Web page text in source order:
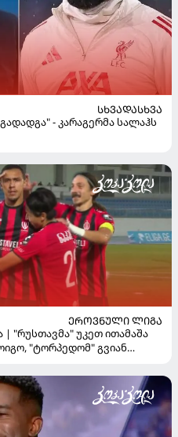
ᲡᲮᲕᲐᲓᲐᲡᲮᲕᲐ
- კარაგერმა სალაჰს
ᲔᲠᲝᲕᲜᲣᲚᲘ ᲚᲘᲒᲐ
"რუსთავმა" უკეთ ითამაშა
"ტორპედომ" გვიან